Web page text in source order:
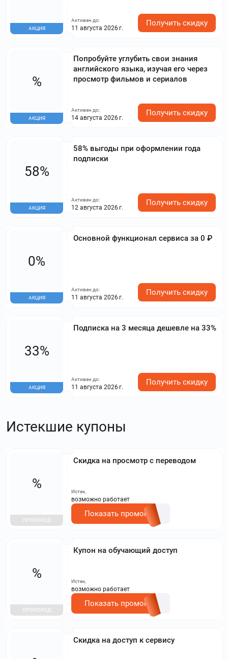
АКЦИЯ
Активен до:
11 августа 2026 г.
Получить скидку
Попробуйте углубить свои знания
английского языка, изучая его через
просмотр фильмов и сериалов
%
АКЦИЯ
Активен до:
14 августа 2026 г.
Получить скидку
58% выгоды при оформлении года
подписки
58%
АКЦИЯ
Активен до:
12 августа 2026 г.
Получить скидку
Основной функционал сервиса за 0 ₽
0%
АКЦИЯ
Активен до:
11 августа 2026 г.
Получить скидку
Подписка на 3 месяца дешевле на 33%
33%
АКЦИЯ
Активен до:
11 августа 2026 г.
Получить скидку
Истекшие купоны
Скидка на просмотр с переводом
%
ПРОМОКОД
Истек,
возможно работает
Показать промокод
Купон на обучающий доступ
%
ПРОМОКОД
Истек,
возможно работает
Показать промокод
Скидка на доступ к сервису